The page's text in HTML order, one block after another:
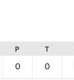
P T
0 0